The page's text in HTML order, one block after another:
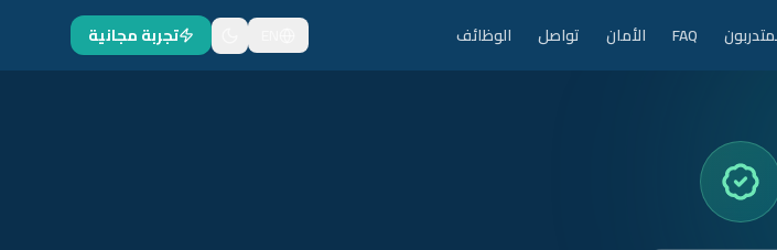
FAQ الأمان تواصل الوظائف تجربة مجانية